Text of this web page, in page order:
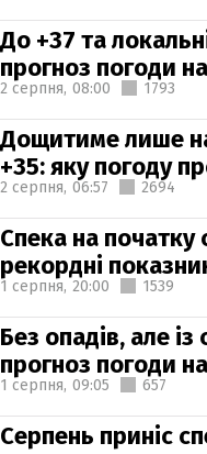
До +37 та
прогноз погоди
2 серпня, 08:00 1793
Дощитиме лише
+35: яку погоду
2 серпня, 06:57 2694
Спека на початку
рекордні
1 серпня, 20:00 1539
Без опадів, але
прогноз погоди
1 серпня, 09:05 657
Серпень приніс